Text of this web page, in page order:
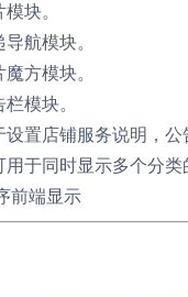
块。
航模块。
方模块。
模块。
置店铺服务说明，公
于同时显示多个分类
前端显示